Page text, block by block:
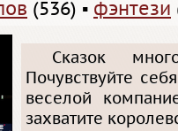
(536) ▪ фэнтези
Сказок
Почувствуйте
веселой
захватите